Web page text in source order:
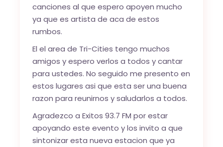
canciones al que espero apoyen mucho
ya que es artista de aca de estos
rumbos.
El el area de Tri-Cities tengo muchos
amigos y espero verlos a todos y cantar
para ustedes. No seguido me presento en
estos lugares asi que esta ser una buena
razon para reunirnos y saludarlos a todos.
Agradezco a Exitos 93.7 FM por estar
apoyando este evento y los invito a que
sintonizar esta nueva estacion que ya